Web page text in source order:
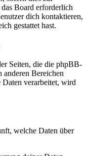
Board erforderlich
dich kontaktieren,
gestattet hast.
Seiten, die die phpBB-
anderen Bereichen
Daten verarbeitet, wird
welche Daten über